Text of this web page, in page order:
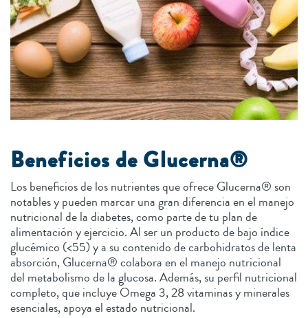
Beneficios de Glucerna®
Los beneficios de los nutrientes que ofrece Glucerna® son
notables y pueden marcar una gran diferencia en el manejo
nutricional de la diabetes, como parte de tu plan de
alimentación y ejercicio. Al ser un producto de bajo índice
glucémico (<55) y a su contenido de carbohidratos de lenta
absorción, Glucerna® colabora en el manejo nutricional
del metabolismo de la glucosa. Además, su perfil nutricional
completo, que incluye Omega 3, 28 vitaminas y minerales
esenciales, apoya el estado nutricional.